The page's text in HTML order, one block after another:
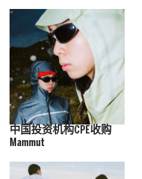
中国投资机构CPE收购
Mammut